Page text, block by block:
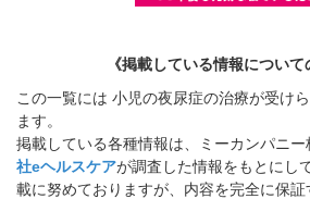
《掲載している情報について
この一覧には 小児の夜尿症の治療が受け
ます。
掲載している各種情報は、ミーカンパニ
社eヘルスケアが調査した情報をもとにし
載に努めておりますが、内容を完全に保